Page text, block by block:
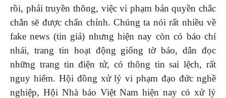
rồi, phải truyền thông, việc vi phạm bản quyền chắc
chắn sẽ được chấn chỉnh. Chúng ta nói rất nhiều về
fake news (tin giả) nhưng hiện nay còn có báo chí
nhái, trang tin hoạt động giống tờ báo, dân đọc
những trang tin điện tử, có thông tin sai lệch, rất
nguy hiểm. Hội đồng xử lý vi phạm đạo đức nghề
nghiệp, Hội Nhà báo Việt Nam hiện nay có xử lý